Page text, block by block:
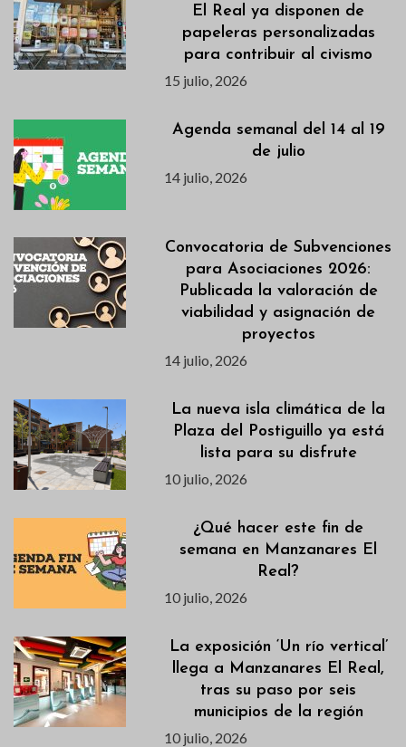
El Real ya disponen de
papeleras personalizadas
para contribuir al civismo
15 julio, 2026
Agenda semanal del 14 al 19
de julio
14 julio, 2026
Convocatoria de Subvenciones
para Asociaciones 2026:
Publicada la valoración de
viabilidad y asignación de
proyectos
14 julio, 2026
La nueva isla climática de la
Plaza del Postiguillo ya está
lista para su disfrute
10 julio, 2026
¿Qué hacer este fin de
semana en Manzanares El
Real?
10 julio, 2026
La exposición ‘Un río vertical’
llega a Manzanares El Real,
tras su paso por seis
municipios de la región
10 julio, 2026